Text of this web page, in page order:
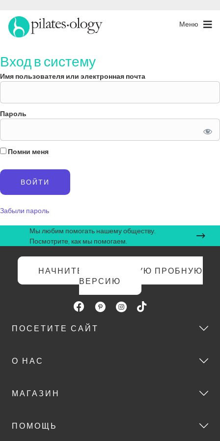
Меню
Вход в систему
Имя пользователя или электронная почта
Пароль
Помни меня
Забыли пароль
Мы любим помогать нашему обществу.
Посмотрите, как мы помогаем.
НАЧНИТЕ БЕСПЛАТНУЮ ПРОБНУЮ
ВЕРСИЮ
ПОСЕТИТЕ САЙТ
О НАС
МАГАЗИН
ПОМОЩЬ